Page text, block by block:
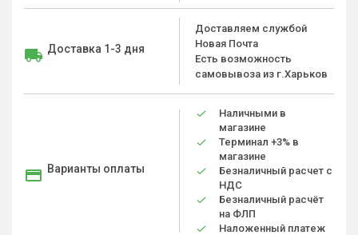
Доставка 1-3 дня
Доставляем службой
Новая Почта
Есть возможность
самовывоза из г.Харьков
Варианты оплаты
Наличными в
магазине
Терминал +3% в
магазине
Безналичный расчет с
НДС
Безналичный расчёт
на ФЛП
Наложенный платеж